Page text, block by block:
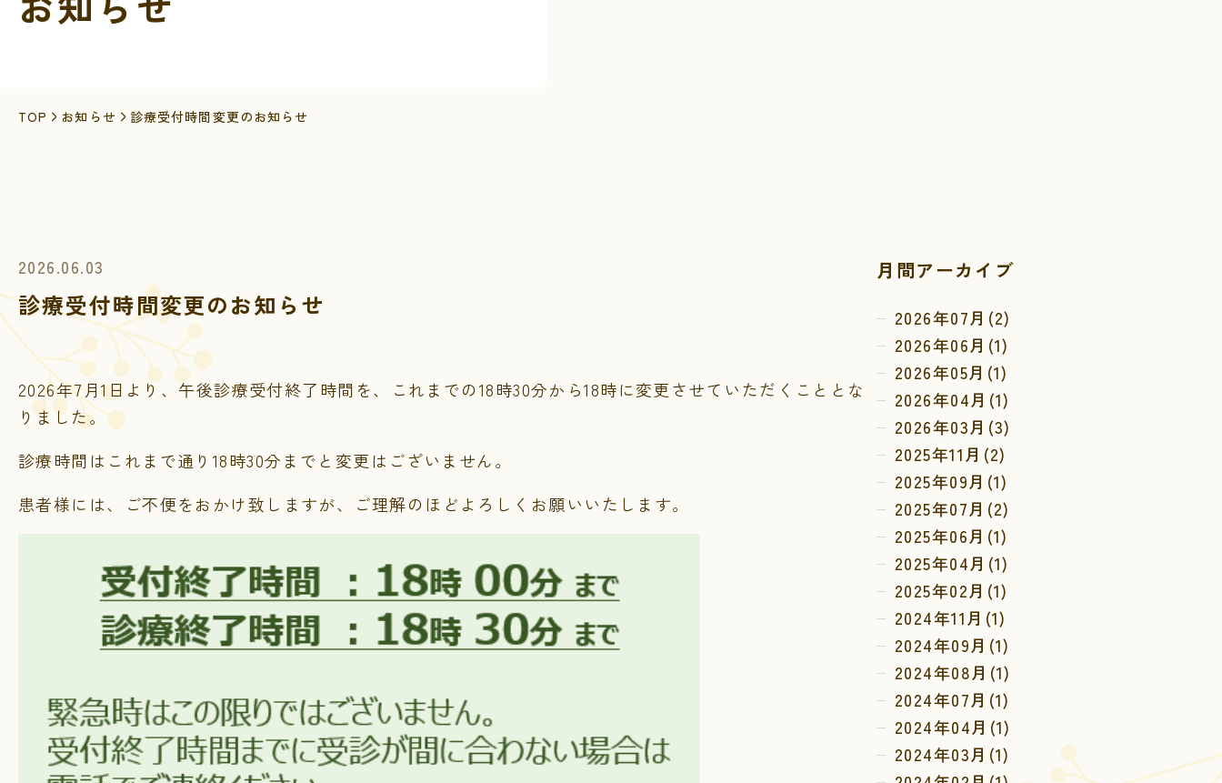
TOP お知らせ 診療受付時間変更のお知らせ
2026.06.03
診療受付時間変更のお知らせ
2026年7月1日より、午後診療受付終了時間を、これまでの18時30分から18時に変更させていただくこととな
りました。
診療時間はこれまで通り18時30分までと変更はございません。
患者様には、ご不便をおかけ致しますが、ご理解のほどよろしくお願いいたします。
月間アーカイブ
2026年07月(2)
2026年06月(1)
2026年05月(1)
2026年04月(1)
2026年03月(3)
2025年11月(2)
2025年09月(1)
2025年07月(2)
2025年06月(1)
2025年04月(1)
2025年02月(1)
2024年11月(1)
2024年09月(1)
2024年08月(1)
2024年07月(1)
2024年04月(1)
2024年03月(1)